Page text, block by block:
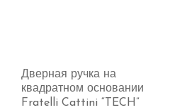
Дверная ручка на
квадратном основании
Fratelli Cattini “TECH”